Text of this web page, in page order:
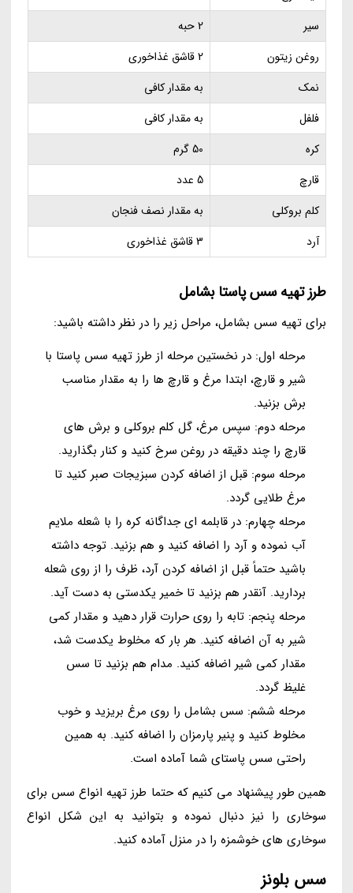
سیر
2 حبه
روغن زیتون
2 قاشق غذاخوری
نمک
به مقدار کافی
فلفل
به مقدار کافی
کره
50 گرم
قارچ
5 عدد
کلم بروکلی
به مقدار نصف فنجان
آرد
3 قاشق غذاخوری
طرز تهیه سس پاستا بشامل
برای تهیه سس بشامل، مراحل زیر را در نظر داشته باشید:
مرحله اول: در نخستین مرحله از طرز تهیه سس پاستا با
شیر و قارچ، ابتدا مرغ و قارچ ها را به مقدار مناسب
برش بزنید.
مرحله دوم: سپس مرغ، گل کلم بروکلی و برش های
قارچ را چند دقیقه در روغن سرخ کنید و کنار بگذارید.
مرحله سوم: قبل از اضافه کردن سبزیجات صبر کنید تا
مرغ طلایی گردد.
مرحله چهارم: در قابلمه ای جداگانه کره را با شعله ملایم
آب نموده و آرد را اضافه کنید و هم بزنید. توجه داشته
باشید حتماً قبل از اضافه کردن آرد، ظرف را از روی شعله
بردارید. آنقدر هم بزنید تا خمیر یکدستی به دست آید.
مرحله پنجم: تابه را روی حرارت قرار دهید و مقدار کمی
شیر به آن اضافه کنید. هر بار که مخلوط یکدست شد،
مقدار کمی شیر اضافه کنید. مدام هم بزنید تا سس
غلیظ گردد.
مرحله ششم: سس بشامل را روی مرغ بریزید و خوب
مخلوط کنید و پنیر پارمزان را اضافه کنید. به همین
راحتی سس پاستای شما آماده است.
همین طور پیشنهاد می کنیم که حتما طرز تهیه انواع سس برای
سوخاری را نیز دنبال نموده و بتوانید به این شکل انواع
سوخاری های خوشمزه را در منزل آماده کنید.
سس بلونز